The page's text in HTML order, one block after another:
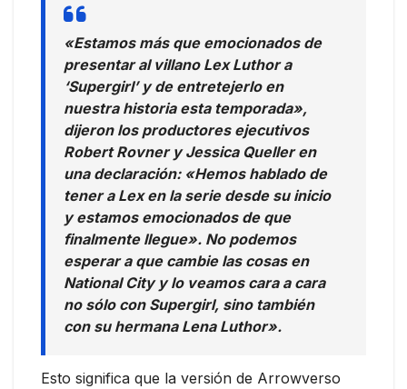
«Estamos más que emocionados de
presentar al villano Lex Luthor a
‘Supergirl’ y de entretejerlo en
nuestra historia esta temporada»,
dijeron los productores ejecutivos
Robert Rovner y Jessica Queller en
una declaración: «Hemos hablado de
tener a Lex en la serie desde su inicio
y estamos emocionados de que
finalmente llegue». No podemos
esperar a que cambie las cosas en
National City y lo veamos cara a cara
no sólo con Supergirl, sino también
con su hermana Lena Luthor».
Esto significa que la versión de Arrowverso